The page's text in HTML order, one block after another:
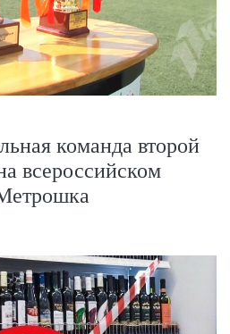
команда второй
всероссийском